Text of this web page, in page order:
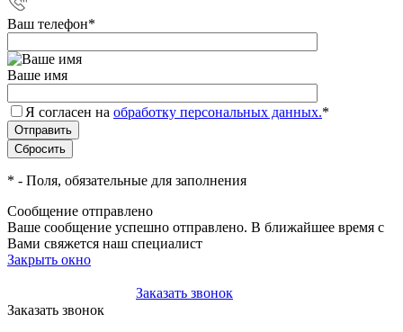
Ваш телефон*
Ваше имя
Я согласен на обработку персональных данных.*
* - Поля, обязательные для заполнения
Сообщение отправлено
Ваше сообщение успешно отправлено. В ближайшее время с
Вами свяжется наш специалист
Закрыть окно
Заказать звонок
Заказать звонок